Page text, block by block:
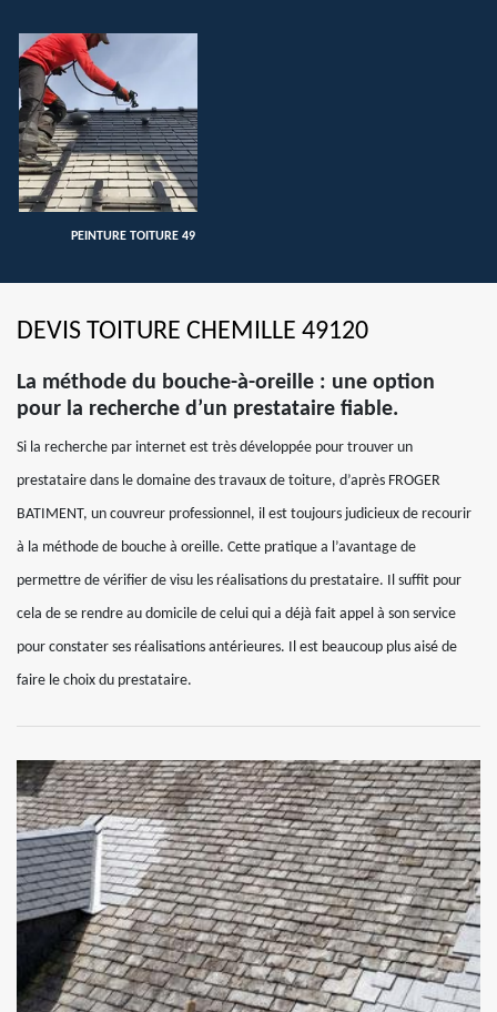
PEINTURE TOITURE 49
DEVIS TOITURE CHEMILLE 49120
La méthode du bouche-à-oreille : une option
pour la recherche d’un prestataire fiable.
Si la recherche par internet est très développée pour trouver un
prestataire dans le domaine des travaux de toiture, d’après FROGER
BATIMENT, un couvreur professionnel, il est toujours judicieux de recourir
à la méthode de bouche à oreille. Cette pratique a l’avantage de
permettre de vérifier de visu les réalisations du prestataire. Il suffit pour
cela de se rendre au domicile de celui qui a déjà fait appel à son service
pour constater ses réalisations antérieures. Il est beaucoup plus aisé de
faire le choix du prestataire.